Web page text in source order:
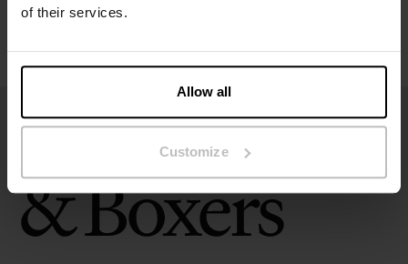
of their services.
Allow all
Customize